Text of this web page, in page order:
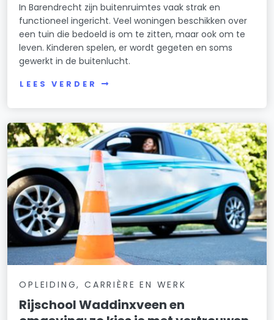
In Barendrecht zijn buitenruimtes vaak strak en
functioneel ingericht. Veel woningen beschikken over
een tuin die bedoeld is om te zitten, maar ook om te
leven. Kinderen spelen, er wordt gegeten en soms
gewerkt in de buitenlucht.
LEES VERDER
OPLEIDING, CARRIÈRE EN WERK
Rijschool Waddinxveen en